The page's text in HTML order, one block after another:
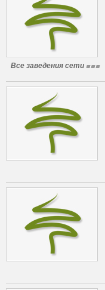
Все заведения сети